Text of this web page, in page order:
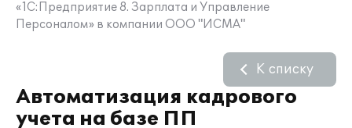
«1С:Предприятие 8. Зарплата и Управление
Персоналом» в компании ООО "ИСМА"
Автоматизация кадрового
учета на базе ПП
К списку